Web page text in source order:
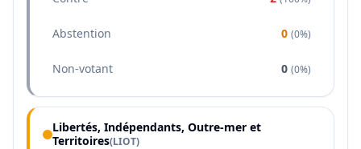
Abstention 0 (0%)
Non-votant 0 (0%)
Libertés, Indépendants, Outre-mer et
Territoires(LIOT)